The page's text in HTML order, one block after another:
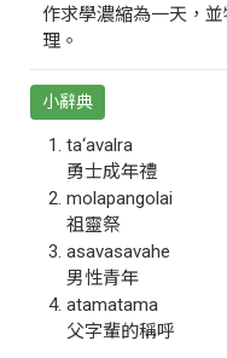
作求學濃縮為一天，
理。
小辭典
ta‘avalra
勇士成年禮
molapangolai
祖靈祭
asavasavahe
男性青年
atamatama
父字輩的稱呼